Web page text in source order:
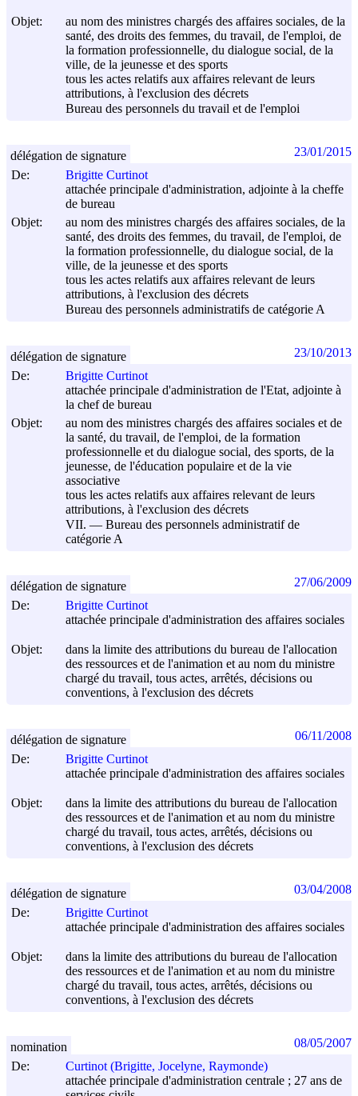
Objet:
au nom des ministres chargés des affaires sociales, de la
santé, des droits des femmes, du travail, de l'emploi, de
la formation professionnelle, du dialogue social, de la
ville, de la jeunesse et des sports
tous les actes relatifs aux affaires relevant de leurs
attributions, à l'exclusion des décrets
Bureau des personnels du travail et de l'emploi
De:
Brigitte Curtinot
attachée principale d'administration, adjointe à la cheffe
de bureau
Objet:
au nom des ministres chargés des affaires sociales, de la
santé, des droits des femmes, du travail, de l'emploi, de
la formation professionnelle, du dialogue social, de la
ville, de la jeunesse et des sports
tous les actes relatifs aux affaires relevant de leurs
attributions, à l'exclusion des décrets
Bureau des personnels administratifs de catégorie A
délégation de signature 23/01/2015
De:
Brigitte Curtinot
attachée principale d'administration de l'Etat, adjointe à
la chef de bureau
Objet:
au nom des ministres chargés des affaires sociales et de
la santé, du travail, de l'emploi, de la formation
professionnelle et du dialogue social, des sports, de la
jeunesse, de l'éducation populaire et de la vie
associative
tous les actes relatifs aux affaires relevant de leurs
attributions, à l'exclusion des décrets
VII. ― Bureau des personnels administratif de
catégorie A
délégation de signature 23/10/2013
De:
Brigitte Curtinot
attachée principale d'administration des affaires sociales
Objet:
dans la limite des attributions du bureau de l'allocation
des ressources et de l'animation et au nom du ministre
chargé du travail, tous actes, arrêtés, décisions ou
conventions, à l'exclusion des décrets
délégation de signature 27/06/2009
De:
Brigitte Curtinot
attachée principale d'administration des affaires sociales
Objet:
dans la limite des attributions du bureau de l'allocation
des ressources et de l'animation et au nom du ministre
chargé du travail, tous actes, arrêtés, décisions ou
conventions, à l'exclusion des décrets
délégation de signature 06/11/2008
De:
Brigitte Curtinot
attachée principale d'administration des affaires sociales
Objet:
dans la limite des attributions du bureau de l'allocation
des ressources et de l'animation et au nom du ministre
chargé du travail, tous actes, arrêtés, décisions ou
conventions, à l'exclusion des décrets
délégation de signature 03/04/2008
De:
Curtinot (Brigitte, Jocelyne, Raymonde)
attachée principale d'administration centrale ; 27 ans de
nomination 08/05/2007